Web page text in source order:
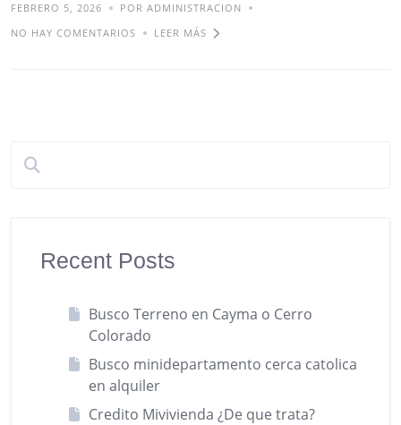
FEBRERO 5, 2026
POR ADMINISTRACION
NO HAY COMENTARIOS
LEER MÁS
Recent Posts
Busco Terreno en Cayma o Cerro
Colorado
Busco minidepartamento cerca catolica
en alquiler
Credito Mivivienda ¿De que trata?